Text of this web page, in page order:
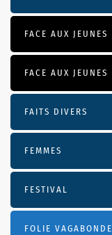
FACE AUX JEUNES
FACE AUX JEUNES
FAITS DIVERS
FEMMES
FESTIVAL
FOLIE VAGABONDE